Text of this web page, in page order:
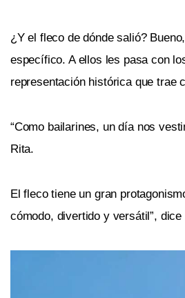
¿Y el fleco de dónde salió?
específico. A ellos les pasa con
representación histórica que trae
“Como bailarines, un día nos
Rita.
El fleco tiene un gran
cómodo, divertido y versátil”, dice